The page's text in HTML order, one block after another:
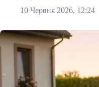
10 Червня 2026, 12:24